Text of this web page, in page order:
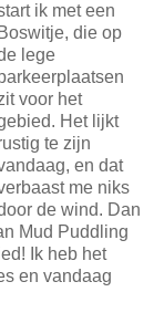
ik met een
Boswitje, die op
lege
voor het
Het lijkt
te zijn
en dat
me niks
de wind. Dan
Mud Puddling
Ik heb het
en vandaag